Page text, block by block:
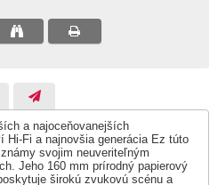
a najoceňovanejších
Hi-Fi a najnovšia generácia Ez túto
svojim neuveriteľným
Jeho 160 mm prírodný papierový
širokú zvukovú scénu a